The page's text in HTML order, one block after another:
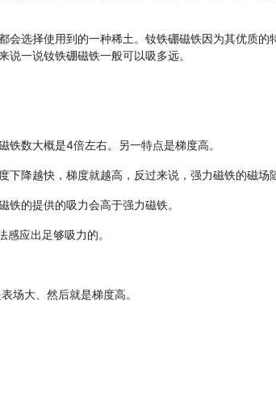
选择使用到的一种稀土。钕铁硼磁铁因为其优质
一说钕铁硼磁铁一般可以吸多远。
数大概是4倍左右。另一特点是梯度高。
降越快，梯度就越高，反过来说，强力磁铁的磁场
的提供的吸力会高于强力磁铁。
应出足够吸力的。
场大、然后就是梯度高。